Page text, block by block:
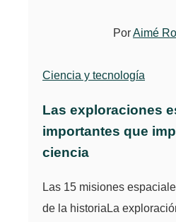
PorAimé
Ciencia y tecnología
Las exploraciones
importantes que
ciencia
Las 15 misiones
de la historiaLa